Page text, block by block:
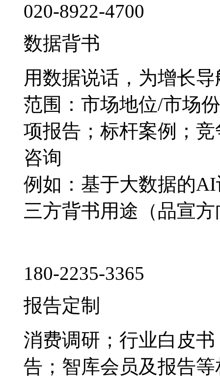
020-8922-4700
数据背书
用数据说话，为增长导
范围：市场地位/市场
项报告；标杆案例；
咨询
例如：基于大数据的
三方背书用途（品宣
180-2235-3365
报告定制
消费调研；行业白皮
告；智库会员及报告